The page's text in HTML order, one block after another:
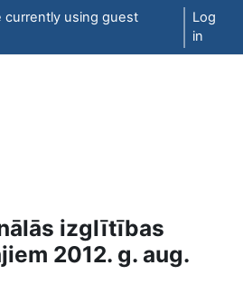
currently using guest
Log
in
izglītības
2012. g. aug.